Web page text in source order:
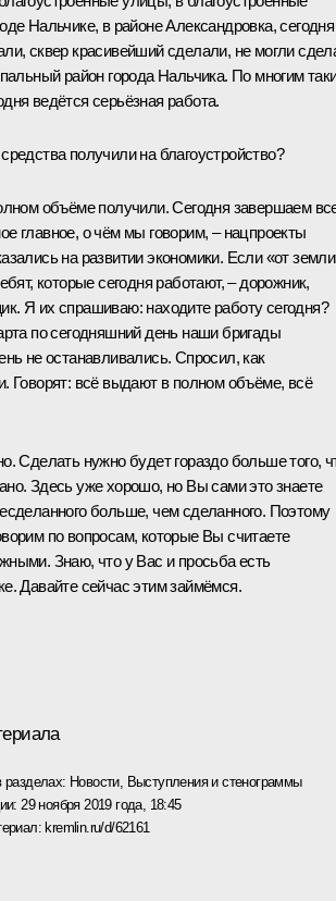
Нальчике, в районе Александровка, сегодня
сквер красивейший сделали, не могли
район города Нальчика. По многим
ведётся серьёзная работа.
получили на благоустройство?
объёме получили. Сегодня завершаем
главное, о чём мы говорим, – нацпроекты
на развитии экономики. Если «от
которые сегодня работают, – дорожник,
Я их спрашиваю: находите работу сегодня?
по сегодняшний день наши бригады
не останавливались. Спросил, как
Говорят: всё выдают в полном объёме, всё
Сделать нужно будет гораздо больше того,
Здесь уже хорошо, но Вы сами это знаете
больше, чем сделанного. Поэтому
по вопросам, которые Вы считаете
Знаю, что у Вас и просьба есть
Давайте сейчас этим займёмся.
разделах: Новости, Выступления и стенограммы
29 ноября 2019 года, 18:45
kremlin.ru/d/62161